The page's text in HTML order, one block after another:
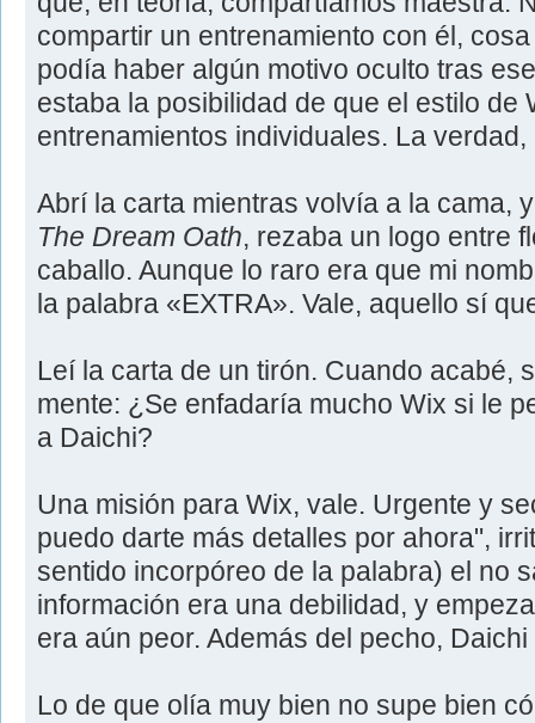
compartir un entrenamiento con él,
podía haber algún motivo oculto tras
estaba la posibilidad de que el estilo de
entrenamientos individuales. La
Abrí la carta mientras volvía a la cama,
The Dream Oath, rezaba un logo entre
caballo. Aunque lo raro era que mi
la palabra «EXTRA». Vale, aquello sí
Leí la carta de un tirón. Cuando acabé,
mente: ¿Se enfadaría mucho Wix si le
a Daichi?
Una misión para Wix, vale. Urgente y
puedo darte más detalles por ahora",
sentido incorpóreo de la palabra) el no
información era una debilidad, y
era aún peor. Además del pecho,
Lo de que olía muy bien no supe bien